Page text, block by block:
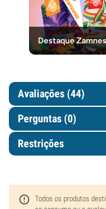
Destaque
Avaliações (44)
Perguntas (0)
Restrições
Todos os produtos